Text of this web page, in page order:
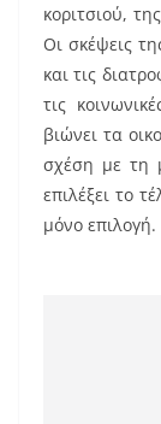
e
b
o
o
k
l
κοριτσιού,
Οι σκέψεις
και τις
τις
βιώνει τα
σχέση με τη
επιλέξει το
μόνο επιλογή.